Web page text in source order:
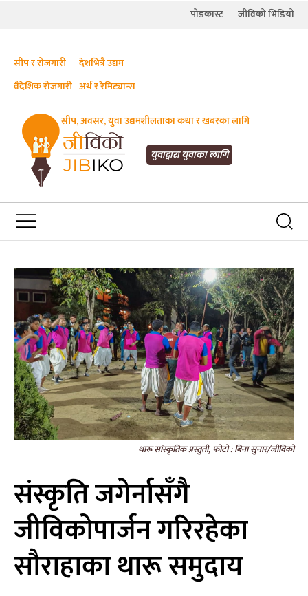
पोडकास्ट जीविको भिडियो
युवाद्वारा युवाका लागि
JIBIKO.COM
तपाईंको जीविकाको साथी
सीप, अवसर, युवा उद्यमशीलताका कथा र खबरका लागि
सीप र रोजगारी
देशभित्रै उद्यम
वैदेशिक रोजगारी अर्थ र रेमिट्यान्स
थारू सांस्कृतिक प्रस्तुती, फोटो : बिना सुनार/जीविको
संस्कृति जगेर्नासँगै
जीविकोपार्जन गरिरहेका
सौराहाका थारू समुदाय